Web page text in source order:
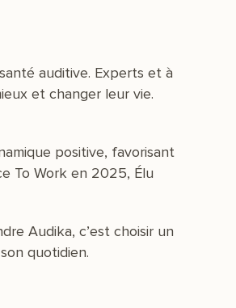
auditive. Experts et à
et changer leur vie.
positive, favorisant
To Work en 2025, Élu
Audika, c’est choisir un
quotidien.